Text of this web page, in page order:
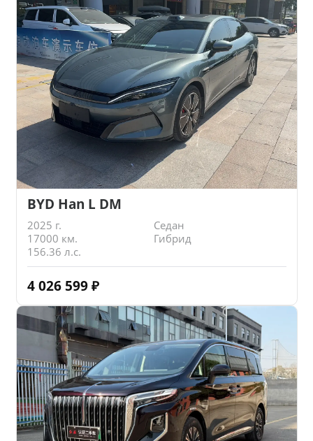
BYD Han L DM
2025 г.
Седан
17000 км.
Гибрид
156.36 л.с.
4 026 599 ₽